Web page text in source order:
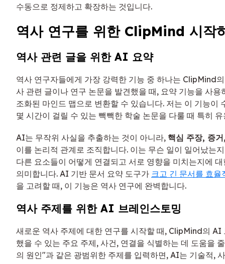
수동으로 정제하고 확장하는 것입니다.
역사 연구를 위한 ClipMind 시작
역사 관련 글을 위한 AI 요약
역사 연구자들에게 가장 강력한 기능 중 하나는 ClipMind
사 관련 글이나 연구 논문을 발견했을 때, 요약 기능을 사용
조화된 마인드 맵으로 변환할 수 있습니다. 저는 이 기능이
몇 시간이 걸릴 수 있는 빽빽한 학술 논문을 다룰 때 특히
AI는 무작위 사실을 추출하는 것이 아니라, 핵심 주장, 증
이를 논리적 관계로 조직합니다. 이는 무슨 일이 일어났는
다른 요소들이 어떻게 연결되고 서로 영향을 미치는지에
의미합니다. AI 기반 문서 요약 도구가 크고 긴 문서를 효율
을 고려할 때, 이 기능은 역사 연구에 완벽합니다.
역사 주제를 위한 AI 브레인스토밍
새로운 역사 주제에 대한 연구를 시작할 때, ClipMind의 AI
했을 수 있는 주요 주제, 사건, 연결을 식별하는 데 도움을
의 원인"과 같은 광범위한 주제를 입력하면, AI는 기술적,